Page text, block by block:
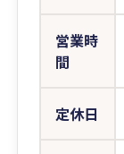
営業時
間
定休日